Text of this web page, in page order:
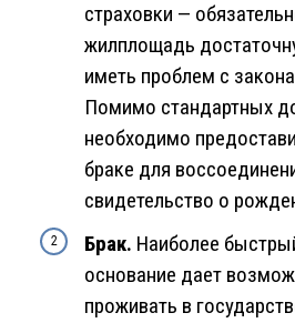
страховки —
жилплощадь
иметь проблем с
Помимо стандартных
необходимо
браке для
свидетельство о
Брак. Наиболее
основание дает
проживать в